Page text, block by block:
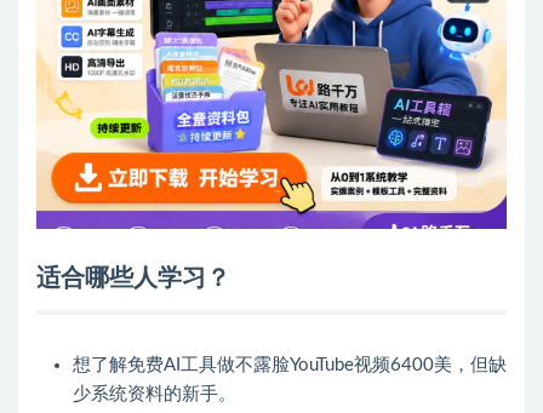
适合哪些人学习？
想了解免费AI工具做不露脸YouTube视频6400美，但缺
少系统资料的新手。